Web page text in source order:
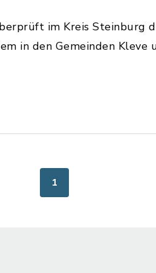
im Kreis Steinburg
in den Gemeinden Kleve
1